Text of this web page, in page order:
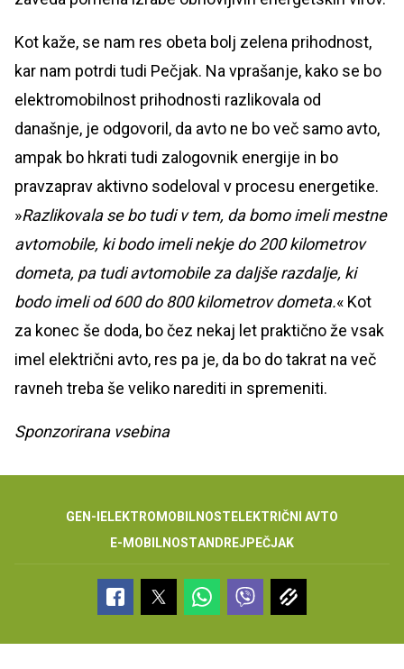
Kot kaže, se nam res obeta bolj zelena prihodnost,
kar nam potrdi tudi Pečjak. Na vprašanje, kako se bo
elektromobilnost prihodnosti razlikovala od
današnje, je odgovoril, da avto ne bo več samo avto,
ampak bo hkrati tudi zalogovnik energije in bo
pravzaprav aktivno sodeloval v procesu energetike.
»Razlikovala se bo tudi v tem, da bomo imeli mestne
avtomobile, ki bodo imeli nekje do 200 kilometrov
dometa, pa tudi avtomobile za daljše razdalje, ki
bodo imeli od 600 do 800 kilometrov dometa.« Kot
za konec še doda, bo čez nekaj let praktično že vsak
imel električni avto, res pa je, da bo do takrat na več
ravneh treba še veliko narediti in spremeniti.
Sponzorirana vsebina
GEN-I ELEKTROMOBILNOST ELEKTRIČNI AVTO
E-MOBILNOSTANDREJ PEČJAK